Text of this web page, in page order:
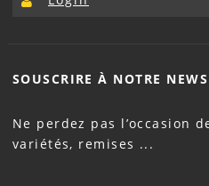
SOUSCRIRE À NOTRE
Ne perdez pas l’occasion
variétés, remises ...